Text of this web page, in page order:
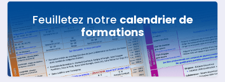
Feuilletez notre calendrier de
formations